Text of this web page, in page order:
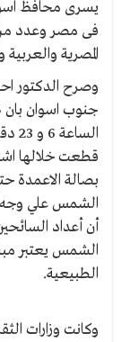
فى مصر وعدد
المصرية والعربية
وصرح الدكتور
جنوب اسوان
بصالة
الشمس علي وجه
أن أعداد
الشمس يعتبر
الطبيعية.
وكانت وزارات